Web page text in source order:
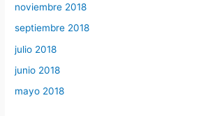
noviembre 2018
septiembre 2018
julio 2018
junio 2018
mayo 2018